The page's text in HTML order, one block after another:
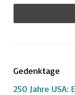
Gedenktage
250 Jahre